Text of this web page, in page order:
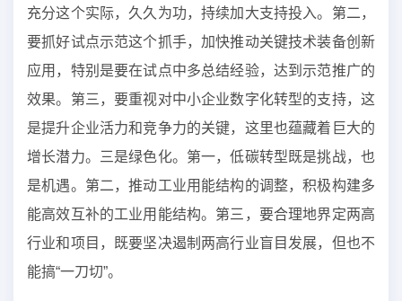
充分这个实际，久久为功，持续加大支持投入。第二，
要抓好试点示范这个抓手，加快推动关键技术装备创新
应用，特别是要在试点中多总结经验，达到示范推广的
效果。第三，要重视对中小企业数字化转型的支持，这
是提升企业活力和竞争力的关键，这里也蕴藏着巨大的
增长潜力。三是绿色化。第一，低碳转型既是挑战，也
是机遇。第二，推动工业用能结构的调整，积极构建多
能高效互补的工业用能结构。第三，要合理地界定两高
行业和项目，既要坚决遏制两高行业盲目发展，但也不
能搞“一刀切”。